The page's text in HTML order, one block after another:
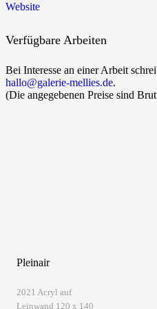
Website
Verfügbare Arbeiten
Bei Interesse an einer Arbeit
hallo@galerie-mellies.de.
(Die angegebenen Preise sind
Pleinair
2021 Acryl auf
Leinwand 120 x 140